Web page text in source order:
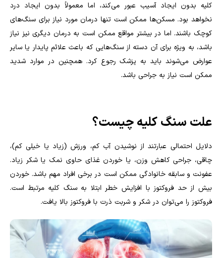
کلیه بدون ایجاد آسیب عبور می‌کند، اما معمولاً بدون ایجاد درد
نخواهد بود. مسکن‌ها ممکن است تنها درمان مورد نیاز برای سنگ‌های
کوچک باشند. اما در بیشتر مواقع ممکن است به درمان دیگری نیز نیاز
باشد، به ویژه برای آن دسته از سنگ‌هایی که باعث علائم پایدار یا سایر
عوارض می‌شوند باید به پزشک رجوع کرد. همچنین در موارد شدید
ممکن است نیاز به جراحی باشد.
علت سنگ کلیه چیست؟
دلایل احتمالی عبارتند از نوشیدن آب کم، ورزش (زیاد یا خیلی کم)،
چاقی، جراحی کاهش وزن، یا خوردن غذای حاوی نمک یا شکر زیاد.
عفونت و سابقه خانوادگی ممکن است در برخی افراد مهم باشد. خوردن
بیش از حد فروکتوز با افزایش خطر ابتلا به سنگ کلیه مرتبط است.
فروکتوز را می‌توان در شکر و شربت ذرت با فروکتوز بالا یافت.